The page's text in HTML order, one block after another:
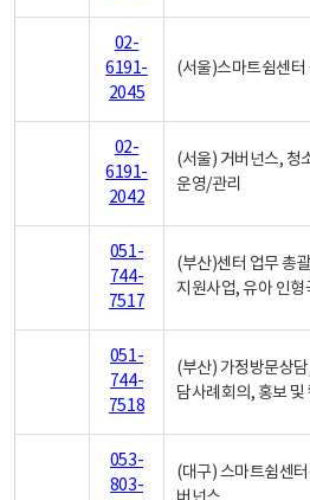
02-
6191-
2045
(서울)스마트쉼센터
02-
6191-
2042
(서울) 거버넌스, 청
운영/관리
051-
744-
7517
(부산)센터 업무 총
지원사업, 유아 인형
051-
744-
7518
(부산) 가정방문상
담사례회의, 홍보
053-
803-
(대구) 스마트쉼센